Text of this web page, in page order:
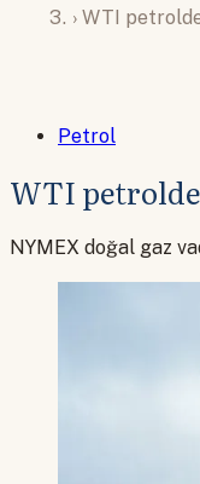
› WTI petrolde
Petrol
WTI petrolde
NYMEX doğal gaz